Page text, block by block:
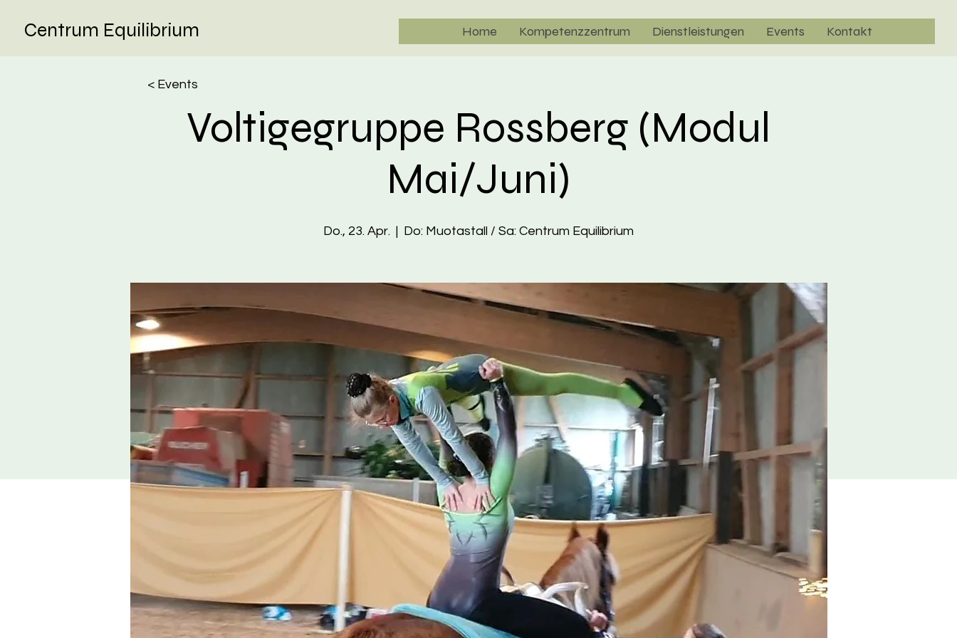
Centrum Equilibrium Home Kompetenzzentrum Dienstleistungen Events Kontakt
Voltigegruppe Rossberg (Modul
Mai/Juni)
Do., 23. Apr.
  |
Do: Muotastall / Sa: Centrum Equilibrium
< Events